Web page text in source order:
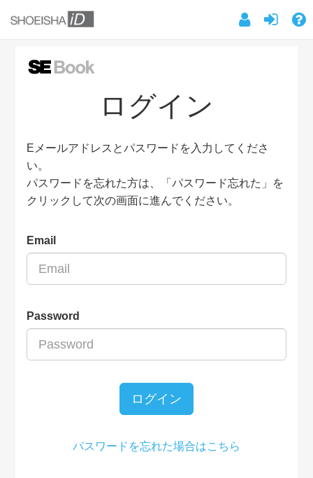
ログイン
Eメールアドレスとパスワードを入力してくださ
い。
パスワードを忘れた方は、「パスワード忘れた」を
クリックして次の画面に進んでください。
Email
Password
ログイン
パスワードを忘れた場合はこちら